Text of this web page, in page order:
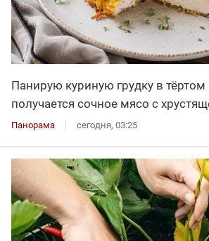
Панирую куриную грудку в тёртом
получается сочное мясо с
Панорама сегодня, 03:25